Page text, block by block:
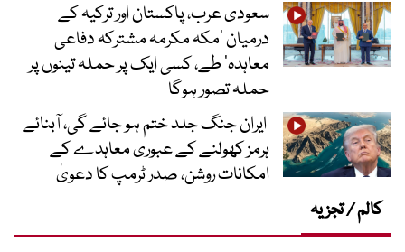
سعودی عرب، پاکستان اور ترکیہ کے
درمیان ’مکہ مکرمہ مشترکہ دفاعی
معاہدہ‘ طے، کسی ایک پر حملہ تینوں پر
حملہ تصور ہوگا
ایران جنگ جلد ختم ہو جائے گی، آبنائے
ہرمز کھولنے کے عبوری معاہدے کے
امکانات روشن، صدر ٹرمپ کا دعویٰ
کالم / تجزیہ